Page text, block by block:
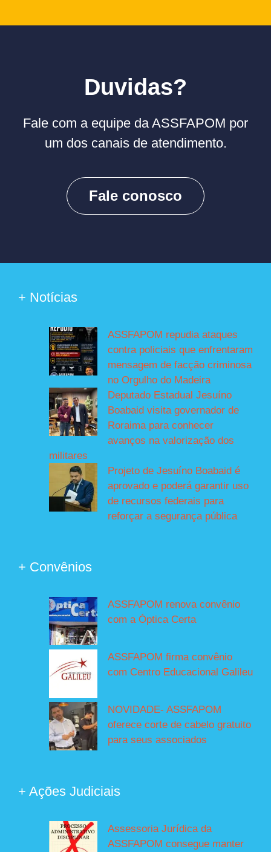
Duvidas?
Fale com a equipe da ASSFAPOM por
um dos canais de atendimento.
Fale conosco
+ Notícias
ASSFAPOM repudia ataques
contra policiais que enfrentaram
mensagem de facção criminosa
no Orgulho do Madeira
Deputado Estadual Jesuíno
Boabaid visita governador de
Roraima para conhecer
avanços na valorização dos
militares
Projeto de Jesuíno Boabaid é
aprovado e poderá garantir uso
de recursos federais para
reforçar a segurança pública
+ Convênios
ASSFAPOM renova convênio
com a Óptica Certa
ASSFAPOM firma convênio
com Centro Educacional Galileu
NOVIDADE- ASSFAPOM
oferece corte de cabelo gratuito
para seus associados
+ Ações Judiciais
Assessoria Jurídica da
ASSFAPOM consegue manter